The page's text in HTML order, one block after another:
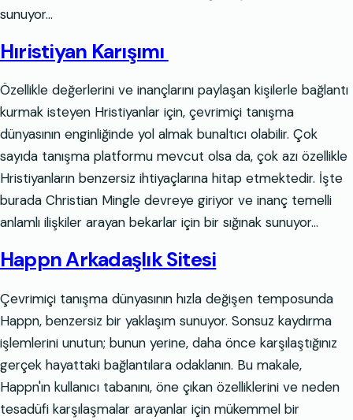
sunuyor…
Hıristiyan Karışımı
Özellikle değerlerini ve inançlarını paylaşan kişilerle bağlantı
kurmak isteyen Hristiyanlar için, çevrimiçi tanışma
dünyasının enginliğinde yol almak bunaltıcı olabilir. Çok
sayıda tanışma platformu mevcut olsa da, çok azı özellikle
Hristiyanların benzersiz ihtiyaçlarına hitap etmektedir. İşte
burada Christian Mingle devreye giriyor ve inanç temelli
anlamlı ilişkiler arayan bekarlar için bir sığınak sunuyor…
Happn Arkadaşlık Sitesi
Çevrimiçi tanışma dünyasının hızla değişen temposunda
Happn, benzersiz bir yaklaşım sunuyor. Sonsuz kaydırma
işlemlerini unutun; bunun yerine, daha önce karşılaştığınız
gerçek hayattaki bağlantılara odaklanın. Bu makale,
Happn'ın kullanıcı tabanını, öne çıkan özelliklerini ve neden
tesadüfi karşılaşmalar arayanlar için mükemmel bir